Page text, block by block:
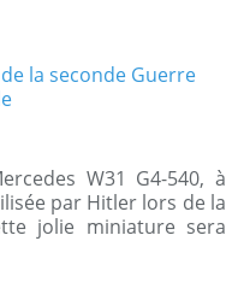
W31 G4-540, à
par Hitler lors de la
jolie miniature sera